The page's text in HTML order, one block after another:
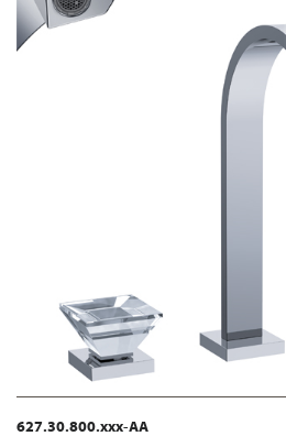
627.30.800.xxx-AA